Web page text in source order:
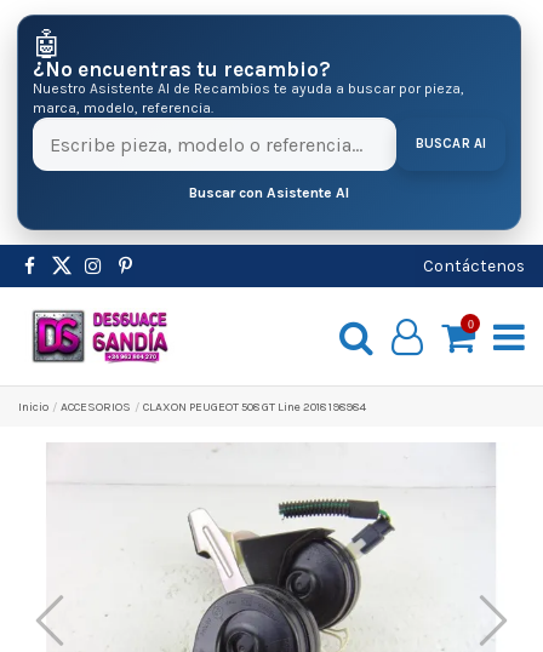
🤖
¿No encuentras tu recambio?
Nuestro Asistente AI de Recambios te ayuda a buscar por pieza,
marca, modelo, referencia.
BUSCAR AI
Buscar con Asistente AI
Contáctenos
0
Inicio ACCESORIOS CLAXON PEUGEOT 508 GT Line 2018 198984